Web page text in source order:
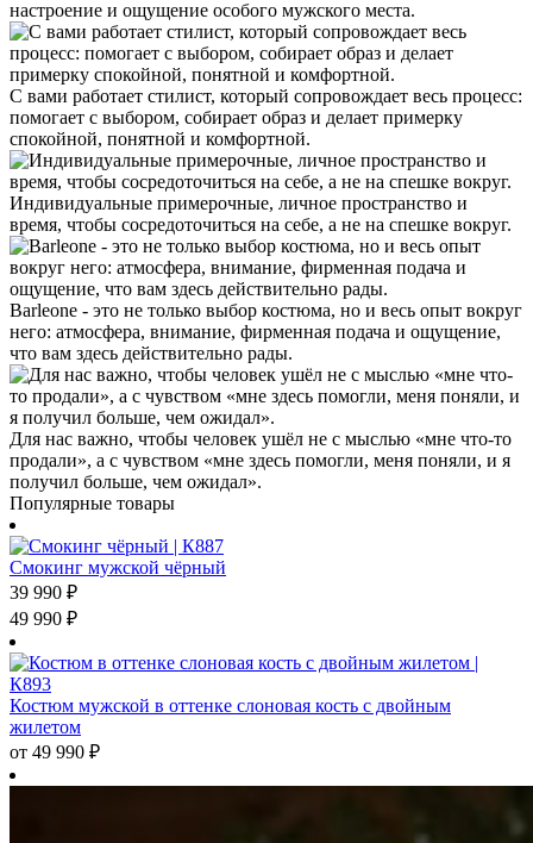
настроение и ощущение особого мужского места.
С вами работает стилист, который сопровождает весь процесс:
помогает с выбором, собирает образ и делает примерку
спокойной, понятной и комфортной.
Индивидуальные примерочные, личное пространство и
время, чтобы сосредоточиться на себе, а не на спешке вокруг.
Barleone - это не только выбор костюма, но и весь опыт вокруг
него: атмосфера, внимание, фирменная подача и ощущение,
что вам здесь действительно рады.
Для нас важно, чтобы человек ушёл не с мыслью «мне что-то
продали», а с чувством «мне здесь помогли, меня поняли, и я
получил больше, чем ожидал».
Популярные товары
Смокинг мужской чёрный
39 990 ₽
49 990 ₽
Костюм мужской в оттенке слоновая кость с двойным
жилетом
от 49 990 ₽